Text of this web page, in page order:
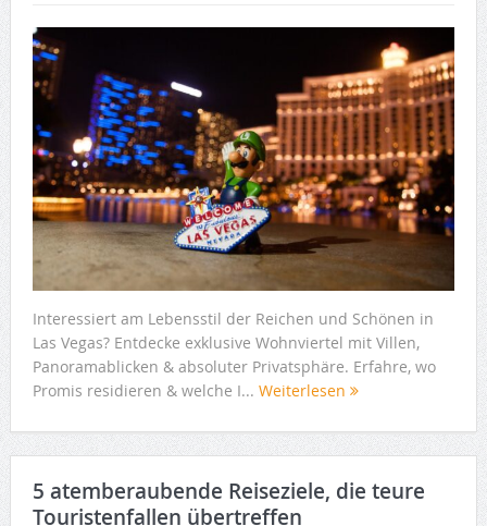
Interessiert am Lebensstil der Reichen und Schönen in
Las Vegas? Entdecke exklusive Wohnviertel mit Villen,
Panoramablicken & absoluter Privatsphäre. Erfahre, wo
Promis residieren & welche I... Weiterlesen
5 atemberaubende Reiseziele, die teure
Touristenfallen übertreffen